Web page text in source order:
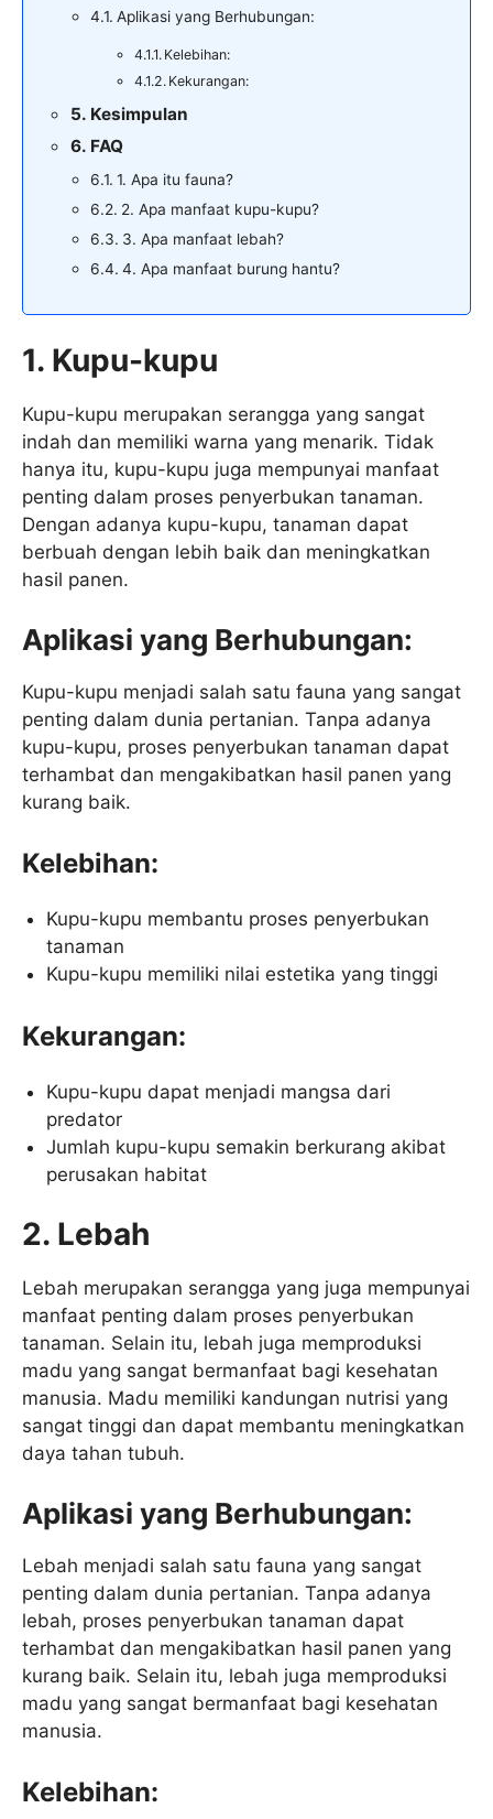
Aplikasi yang Berhubungan:
Kelebihan:
Kekurangan:
Kesimpulan
FAQ
1. Apa itu fauna?
2. Apa manfaat kupu-kupu?
3. Apa manfaat lebah?
4. Apa manfaat burung hantu?
1. Kupu-kupu
Kupu-kupu merupakan serangga yang sangat
indah dan memiliki warna yang menarik. Tidak
hanya itu, kupu-kupu juga mempunyai manfaat
penting dalam proses penyerbukan tanaman.
Dengan adanya kupu-kupu, tanaman dapat
berbuah dengan lebih baik dan meningkatkan
hasil panen.
Aplikasi yang Berhubungan:
Kupu-kupu menjadi salah satu fauna yang sangat
penting dalam dunia pertanian. Tanpa adanya
kupu-kupu, proses penyerbukan tanaman dapat
terhambat dan mengakibatkan hasil panen yang
kurang baik.
Kelebihan:
Kupu-kupu membantu proses penyerbukan
tanaman
Kupu-kupu memiliki nilai estetika yang tinggi
Kekurangan:
Kupu-kupu dapat menjadi mangsa dari
predator
Jumlah kupu-kupu semakin berkurang akibat
perusakan habitat
2. Lebah
Lebah merupakan serangga yang juga mempunyai
manfaat penting dalam proses penyerbukan
tanaman. Selain itu, lebah juga memproduksi
madu yang sangat bermanfaat bagi kesehatan
manusia. Madu memiliki kandungan nutrisi yang
sangat tinggi dan dapat membantu meningkatkan
daya tahan tubuh.
Aplikasi yang Berhubungan:
Lebah menjadi salah satu fauna yang sangat
penting dalam dunia pertanian. Tanpa adanya
lebah, proses penyerbukan tanaman dapat
terhambat dan mengakibatkan hasil panen yang
kurang baik. Selain itu, lebah juga memproduksi
madu yang sangat bermanfaat bagi kesehatan
manusia.
Kelebihan: